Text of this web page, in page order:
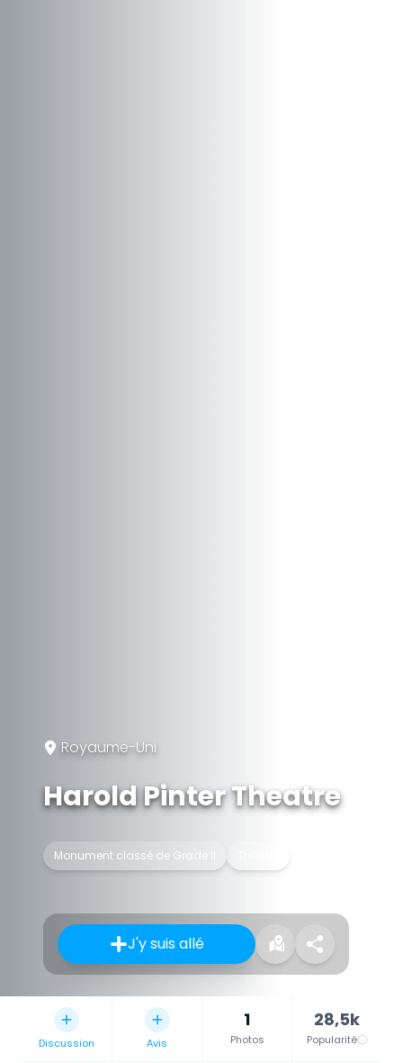
Royaume-Uni
Harold Pinter Theatre
Monument classé de Grade II
J'y suis allé
Discussion Avis
1
Photos
28,5k
Popularité